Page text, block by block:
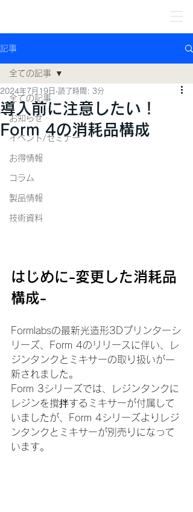
記事
全ての記事
お知らせ
イベント/セミナー
お得情報
コラム
製品情報
技術資料
全ての記事
導入前に注意したい！
Form 4の消耗品構成
2024年7月19日 読了時間: 3分
はじめに-変更した消耗品
構成-
Formlabsの最新光造形3Dプリンターシ
リーズ、Form 4のリリースに伴い、レ
ジンタンクとミキサーの取り扱いが一
新されました。
Form 3シリーズでは、レジンタンクに
レジンを撹拌するミキサーが付属して
いましたが、Form 4シリーズよりレジ
ンタンクとミキサーが別売りになって
います。